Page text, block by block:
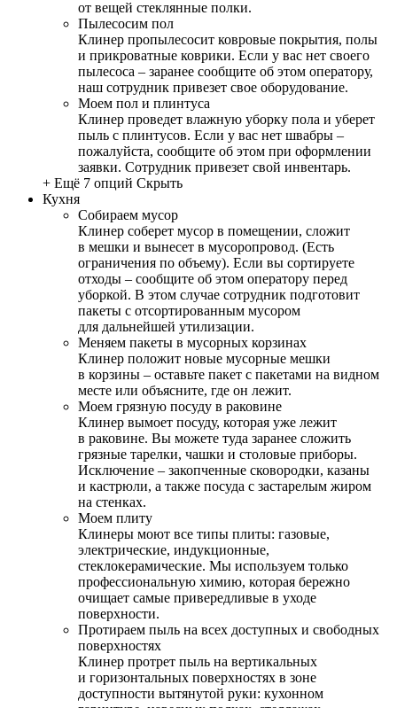
от вещей стеклянные полки.
Пылесосим пол
Клинер пропылесосит ковровые покрытия, полы
и прикроватные коврики. Если у вас нет своего
пылесоса – заранее сообщите об этом оператору,
наш сотрудник привезет свое оборудование.
Моем пол и плинтуса
Клинер проведет влажную уборку пола и уберет
пыль с плинтусов. Если у вас нет швабры –
пожалуйста, сообщите об этом при оформлении
заявки. Сотрудник привезет свой инвентарь.
+ Ещё 7 опций Скрыть
Кухня
Собираем мусор
Клинер соберет мусор в помещении, сложит
в мешки и вынесет в мусоропровод. (Есть
ограничения по объему). Если вы сортируете
отходы – сообщите об этом оператору перед
уборкой. В этом случае сотрудник подготовит
пакеты с отсортированным мусором
для дальнейшей утилизации.
Меняем пакеты в мусорных корзинах
Клинер положит новые мусорные мешки
в корзины – оставьте пакет с пакетами на видном
месте или объясните, где он лежит.
Моем грязную посуду в раковине
Клинер вымоет посуду, которая уже лежит
в раковине. Вы можете туда заранее сложить
грязные тарелки, чашки и столовые приборы.
Исключение – закопченные сковородки, казаны
и кастрюли, а также посуда с застарелым жиром
на стенках.
Моем плиту
Клинеры моют все типы плиты: газовые,
электрические, индукционные,
стеклокерамические. Мы используем только
профессиональную химию, которая бережно
очищает самые привередливые в уходе
поверхности.
Протираем пыль на всех доступных и свободных
поверхностях
Клинер протрет пыль на вертикальных
и горизонтальных поверхностях в зоне
доступности вытянутой руки: кухонном